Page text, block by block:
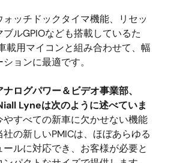
ッチドックタイマ機能、リセッ
ブルGPIOなども搭載しているた
載用マイコンと組み合わせて、幅
ョンに最適です。
ログパワー＆ビデオ事業部、
Lyneは次のように述べていま
やすべての新車に欠かせない機能
の新しいPMICは、ほぼあらゆる
ルに対応でき、お客様が必要と